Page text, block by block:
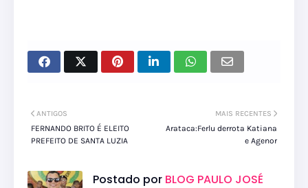
MAIS RECENTES
Arataca:Ferlu derrota Katiana
e Agenor
ANTIGOS
FERNANDO BRITO É ELEITO
PREFEITO DE SANTA LUZIA
Postado por BLOG PAULO JOSÉ